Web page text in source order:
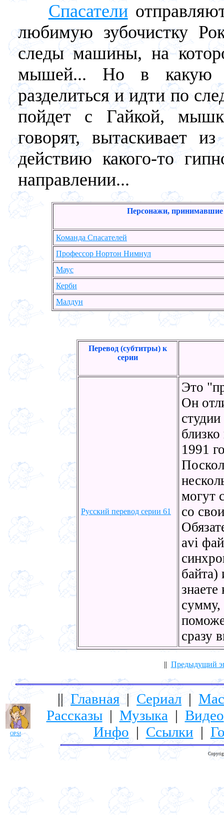
Спасатели
любимую зубочистку
следы машины, на
мышей... Но в какую
разделиться и идти по
пойдет с Гайкой,
говорят, вытаскивает
действию какого-то
направлении...
Персонажи, принимавшие
Команда Спасателей
Профессор Нортон Нимнул
Маус
Керби
Малдун
Перевод (субтитры) к
серии
Русский перевод серии 61
Это
Он
1991
могут
со
avi
байта)
сумму,
сразу
|| Предыдущий
OPS!
||Главная|Сериал |
Рассказы| Музыка | Видео
Инфо | Ссылки |